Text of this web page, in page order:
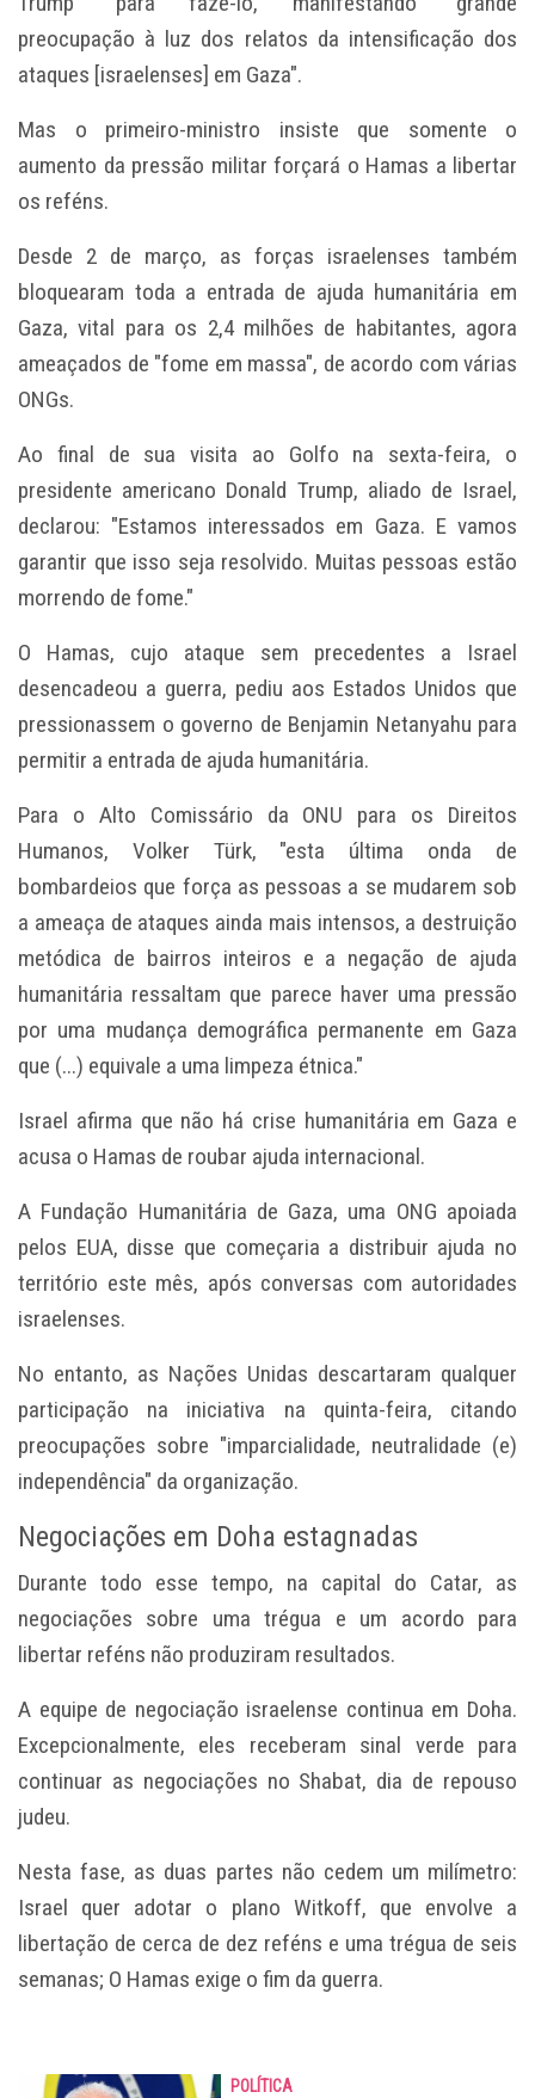
preocupação à luz dos relatos da intensificação dos
ataques [israelenses] em Gaza".
Mas o primeiro-ministro insiste que somente o
aumento da pressão militar forçará o Hamas a libertar
os reféns.
Desde 2 de março, as forças israelenses também
bloquearam toda a entrada de ajuda humanitária em
Gaza, vital para os 2,4 milhões de habitantes, agora
ameaçados de "fome em massa", de acordo com várias
ONGs.
Ao final de sua visita ao Golfo na sexta-feira, o
presidente americano Donald Trump, aliado de Israel,
declarou: "Estamos interessados em Gaza. E vamos
garantir que isso seja resolvido. Muitas pessoas estão
morrendo de fome."
O Hamas, cujo ataque sem precedentes a Israel
desencadeou a guerra, pediu aos Estados Unidos que
pressionassem o governo de Benjamin Netanyahu para
permitir a entrada de ajuda humanitária.
Para o Alto Comissário da ONU para os Direitos
Humanos, Volker Türk, "esta última onda de
bombardeios que força as pessoas a se mudarem sob
a ameaça de ataques ainda mais intensos, a destruição
metódica de bairros inteiros e a negação de ajuda
humanitária ressaltam que parece haver uma pressão
por uma mudança demográfica permanente em Gaza
que (...) equivale a uma limpeza étnica."
Israel afirma que não há crise humanitária em Gaza e
acusa o Hamas de roubar ajuda internacional.
A Fundação Humanitária de Gaza, uma ONG apoiada
pelos EUA, disse que começaria a distribuir ajuda no
território este mês, após conversas com autoridades
israelenses.
No entanto, as Nações Unidas descartaram qualquer
participação na iniciativa na quinta-feira, citando
preocupações sobre "imparcialidade, neutralidade (e)
independência" da organização.
Negociações em Doha estagnadas
Durante todo esse tempo, na capital do Catar, as
negociações sobre uma trégua e um acordo para
libertar reféns não produziram resultados.
A equipe de negociação israelense continua em Doha.
Excepcionalmente, eles receberam sinal verde para
continuar as negociações no Shabat, dia de repouso
judeu.
Nesta fase, as duas partes não cedem um milímetro:
Israel quer adotar o plano Witkoff, que envolve a
libertação de cerca de dez reféns e uma trégua de seis
semanas; O Hamas exige o fim da guerra.
POLÍTICA